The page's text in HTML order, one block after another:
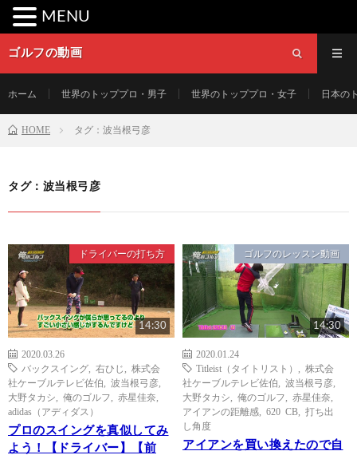
ゴルフの動画
ホーム 世界のトッププロ・男子 世界のトッププロ・女子 日本の
HOME タグ：波当根弓彦
タグ：波当根弓彦
ドライバーの打ち方
14:30
2020.03.26
バックスイング
右ひじ
株式会
社ケーブルテレビ佐伯
波当根弓彦
大野タカシ
俺のゴルフ 赤星佳奈
adidas（アディダス）
プロのスイングを真似してみ
よう！【ドライバー】【前
ゴルフのレッスン動画
14:30
2020.01.24
Titleist（タイトリスト）
株式会
社ケーブルテレビ佐伯
波当根弓彦
大野タカシ
俺のゴルフ 赤星佳奈
アイアンの距離感
620 CB
打ち出
し角度
アイアンを買い換えたので自
MENU